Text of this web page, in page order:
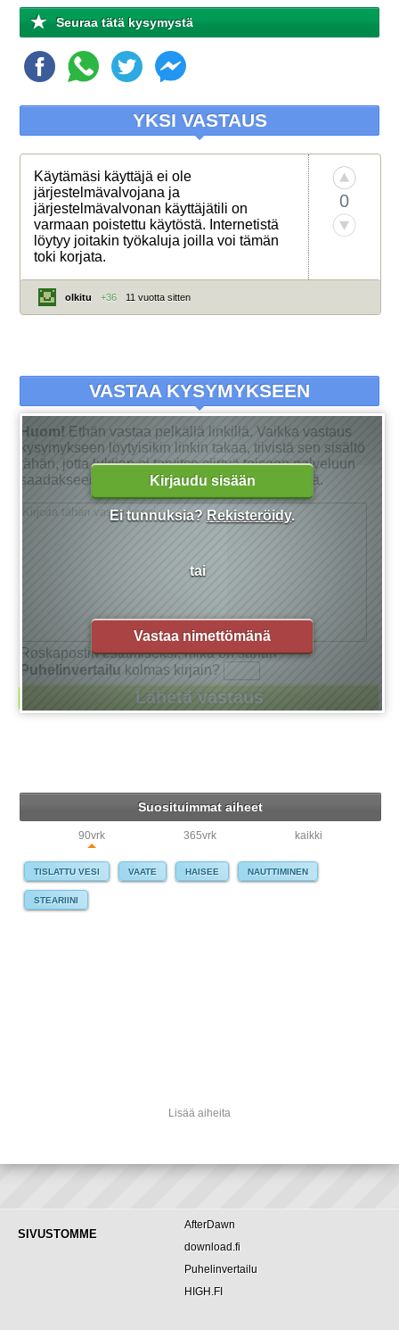
Seuraa tätä kysymystä
YKSI VASTAUS
Käytämäsi käyttäjä ei ole
järjestelmävalvojana ja
järjestelmävalvonan käyttäjätili on
varmaan poistettu käytöstä. Internetistä
löytyy joitakin työkaluja joilla voi tämän
toki korjata.
0
olkitu +36 11 vuotta sitten
Kirjaudu sisään
Ei tunnuksia? Rekisteröidy.
tai
Vastaa nimettömänä
VASTAA KYSYMYKSEEN
Huom! Ethän vastaa pelkällä linkillä. Vaikka vastaus
kysymykseen löytyisikin linkin takaa, tiivistä sen sisältö
tähän, jotta lukijan ei tarvitse siirtyä toiseen palveluun
saadakseen tarkan vastauksen kysymykseensä.
Roskapostin estämiseksi, mikä on sanan
Puhelinvertailu kolmas kirjain?
Suosituimmat aiheet
90vrk 365vrk kaikki
TISLATTU VESI VAATE HAISEE NAUTTIMINEN
STEARIINI
Lisää aiheita
SIVUSTOMME
AfterDawn
download.fi
Puhelinvertailu
HIGH.FI